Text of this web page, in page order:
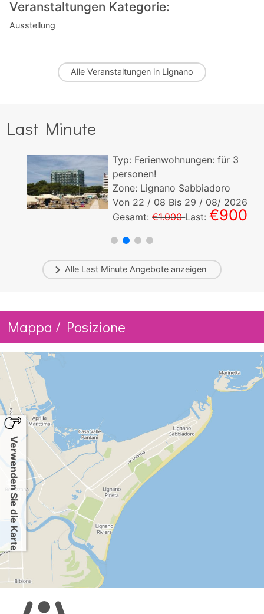
Veranstaltungen Kategorie:
Ausstellung
Alle Veranstaltungen in Lignano
Last Minute
Typ:Ferienwohnungen:für3
personen!
Zone: Lignano Sabbiadoro
Von22/ 08 Bis29/ 08/ 2026
Gesamt:€1.000Last:€900
Alle Last MinuteAngebote anzeigen
Mappa / Posizione
Verwenden Sie die Karte